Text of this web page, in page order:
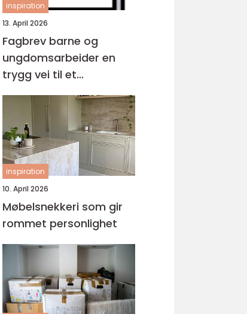
inspiration
13. April 2026
Fagbrev barne og
ungdomsarbeider en
trygg vei til et
meningsfullt yrke
inspiration
10. April 2026
Møbelsnekkeri som gir
rommet personlighet